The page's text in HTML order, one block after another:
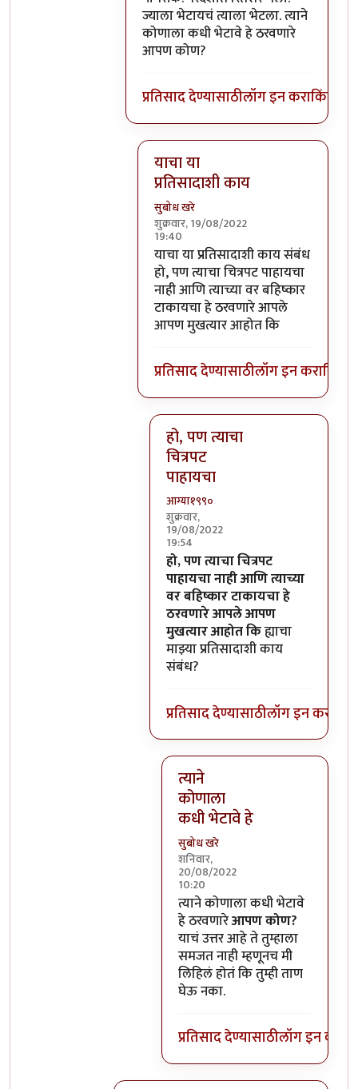
ज्याला भेटायचं त्याला भेटला. त्याने
कोणाला कधी भेटावे हे ठरवणारे
आपण कोण?
प्रतिसाद देण्यासाठीलॉग इन कराकिंवा
याचा या
प्रतिसादाशी काय
सुबोध खरे
शुक्रवार, 19/08/2022
19:40
In reply toआमिर खान देशाचा सामान्य
याचा या प्रतिसादाशी काय संबंध
हो, पण त्याचा चित्रपट पाहायचा
नाही आणि त्याच्या वर बहिष्कार
टाकायचा हे ठरवणारे आपले
आपण मुखत्यार आहोत कि
प्रतिसाद देण्यासाठीलॉग इन कराकिंवा
हो, पण त्याचा
चित्रपट
पाहायचा
आग्या१९९०
शुक्रवार,
19/08/2022
19:54
In reply toयाचा या प्रतिसादाशी काय
हो, पण त्याचा चित्रपट
पाहायचा नाही आणि त्याच्या
वर बहिष्कार टाकायचा हे
ठरवणारे आपले आपण
मुखत्यार आहोत किह्याचा
माझ्या प्रतिसादाशी काय
संबंध?
प्रतिसाद देण्यासाठीलॉग इन करा
त्याने
कोणाला
कधी भेटावे हे
सुबोध खरे
शनिवार,
20/08/2022
10:20
In reply toहो, पण त्याचा चित्रपट
त्याने कोणाला कधी भेटावे
हे ठरवणारेआपण कोण?
याचं उत्तर आहे ते तुम्हाला
समजत नाही म्हणूनच मी
लिहिलं होतं कि तुम्ही ताण
घेऊ नका.
प्रतिसाद देण्यासाठीलॉग इन करा